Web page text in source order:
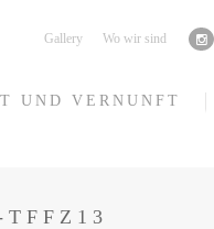
Gallery Wo wir sind
UND VERNUNFT